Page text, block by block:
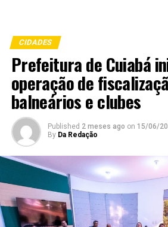
CIDADES
Prefeitura de Cuiabá
operação de
balneários e clubes
Published 2 meses ago on 15/06/
By Da Redação